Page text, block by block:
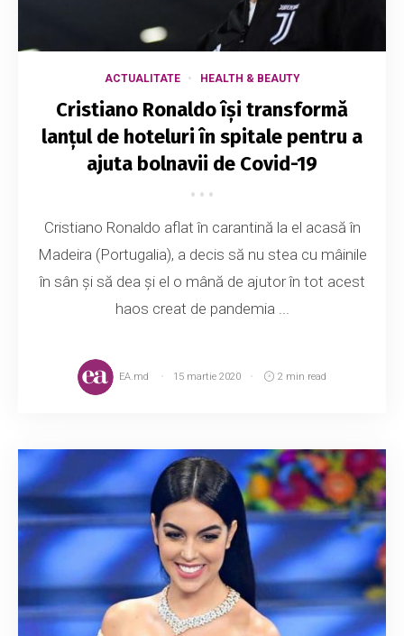
ACTUALITATE HEALTH & BEAUTY
Cristiano Ronaldo își transformă
lanțul de hoteluri în spitale pentru a
ajuta bolnavii de Covid-19
Cristiano Ronaldo aflat în carantină la el acasă în
Madeira (Portugalia), a decis să nu stea cu mâinile
în sân și să dea și el o mână de ajutor în tot acest
haos creat de pandemia ...
EA.md 15 martie 2020 2 min read